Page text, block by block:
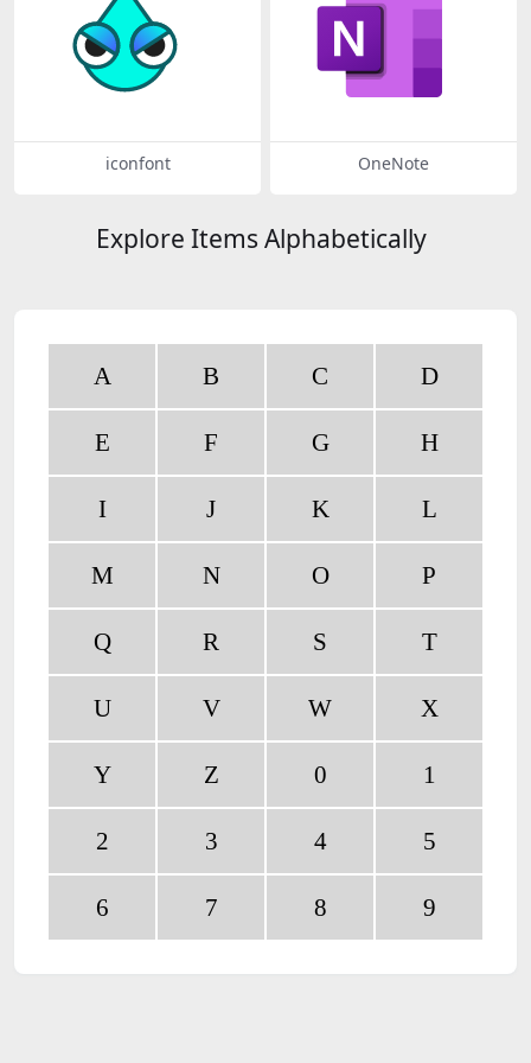
iconfont OneNote
Explore Items Alphabetically
A B C D
E F G H
I J K L
M N O P
Q R S T
U V W X
Y Z 0 1
2 3 4 5
6 7 8 9